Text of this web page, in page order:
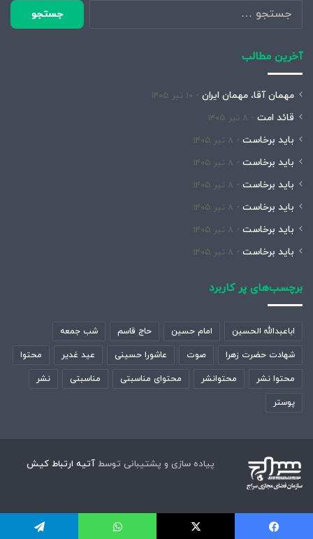
جستجو
برای:
آخرین مطالب
مهمان آقا، مهمان ایران ۱۰ تیر ۱۴۰۵
قائد امت ۸ تیر ۱۴۰۵
باید برخاست ۸ تیر ۱۴۰۵
باید برخاست ۸ تیر ۱۴۰۵
باید برخاست ۸ تیر ۱۴۰۵
باید برخاست ۸ تیر ۱۴۰۵
باید برخاست ۸ تیر ۱۴۰۵
باید برخاست ۸ تیر ۱۴۰۵
برچسب‌های پر کاربرد
اباعبدالله الحسین امام حسین حاج قاسم شب جمعه
شهادت حضرت زهرا صوت عاشورا حسینی عید غدیر محتوا
محتوا نشر محتوانشر محتوای مناسبتی مناسبتی نشر
پوستر
پیاده سازی و پشتیبانی توسط آتیه ارتباط کیش